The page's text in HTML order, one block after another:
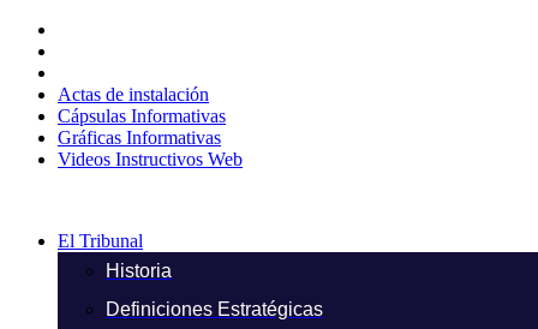
contenido
Actas de instalación
Cápsulas Informativas
Gráficas Informativas
Videos Instructivos Web
El Tribunal
Historia
Definiciones Estratégicas